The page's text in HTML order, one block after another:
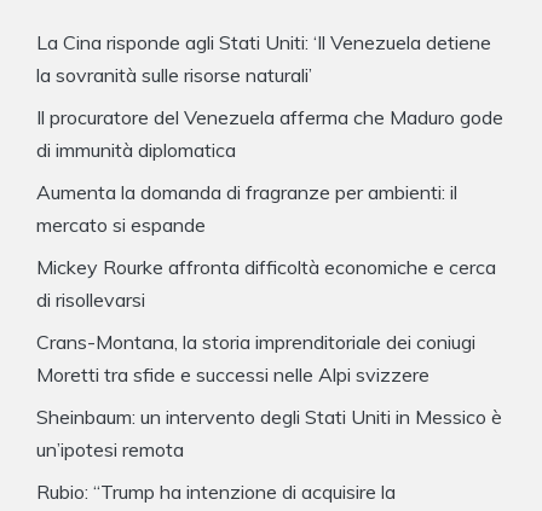
La Cina risponde agli Stati Uniti: ‘Il Venezuela detiene
la sovranità sulle risorse naturali’
Il procuratore del Venezuela afferma che Maduro gode
di immunità diplomatica
Aumenta la domanda di fragranze per ambienti: il
mercato si espande
Mickey Rourke affronta difficoltà economiche e cerca
di risollevarsi
Crans-Montana, la storia imprenditoriale dei coniugi
Moretti tra sfide e successi nelle Alpi svizzere
Sheinbaum: un intervento degli Stati Uniti in Messico è
un’ipotesi remota
Rubio: “Trump ha intenzione di acquisire la